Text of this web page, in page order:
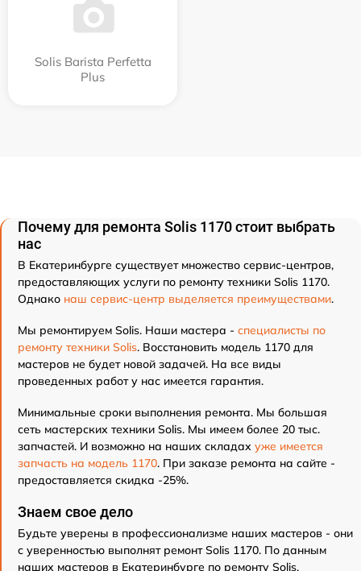
Solis Barista Perfetta
Plus
Почему для ремонта Solis 1170 стоит выбрать
нас
В Екатеринбурге существует множество сервис-центров,
предоставляющих услуги по ремонту техники Solis 1170.
Однако наш сервис-центр выделяется преимуществами.
Мы ремонтируем Solis. Наши мастера - специалисты по
ремонту техники Solis. Восстановить модель 1170 для
мастеров не будет новой задачей. На все виды
проведенных работ у нас имеется гарантия.
Минимальные сроки выполнения ремонта. Мы большая
сеть мастерских техники Solis. Мы имеем более 20 тыс.
запчастей. И возможно на наших складах уже имеется
запчасть на модель 1170. При заказе ремонта на сайте -
предоставляется скидка -25%.
Знаем свое дело
Будьте уверены в профессионализме наших мастеров - они
с уверенностью выполнят ремонт Solis 1170. По данным
наших мастеров в Екатеринбурге по ремонту Solis,